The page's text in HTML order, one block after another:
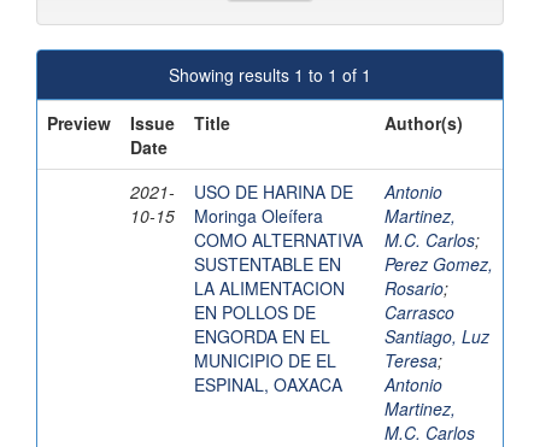
Showing results 1 to 1 of 1
Preview
Issue
Date
Title Author(s)
2021-
10-15
USO DE HARINA DE
Moringa Oleífera
COMO ALTERNATIVA
SUSTENTABLE EN
LA ALIMENTACION
EN POLLOS DE
ENGORDA EN EL
MUNICIPIO DE EL
ESPINAL, OAXACA
Antonio
Martinez,
M.C. Carlos;
Perez Gomez,
Rosario;
Carrasco
Santiago, Luz
Teresa;
Antonio
Martinez,
M.C. Carlos